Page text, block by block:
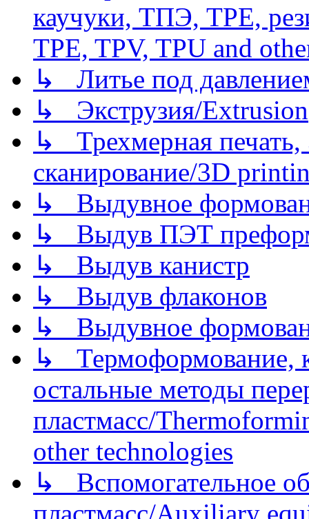
каучуки, ТПЭ, TPE,
TPE, TPV, TPU and
↳ Литье под
↳ Экструзия/Extrusion
↳ Трехмерная
сканирование/3D
↳ Выдувное
↳ Выдув ПЭТ
↳ Выдув канистр
↳ Выдув флаконов
↳ Выдувное
↳ Термоформование,
остальные методы
пластмасс/
other technologies
↳ Вспомогательное